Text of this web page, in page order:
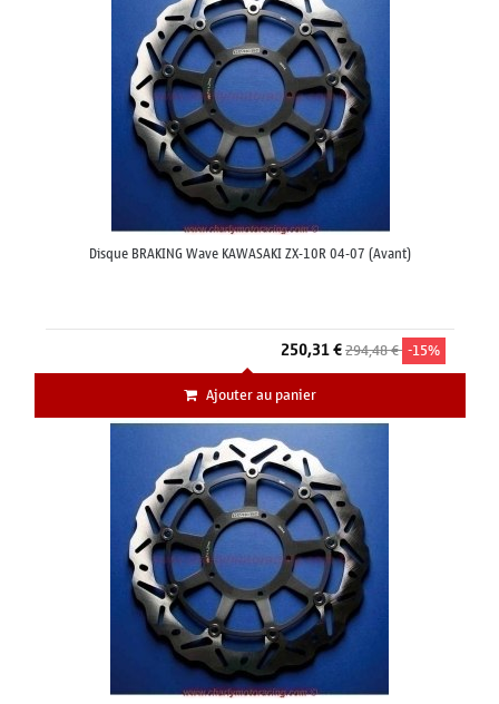
Disque BRAKING Wave KAWASAKI ZX-10R 04-07 (Avant)
250,31 €294,48 € -15%
Ajouter au panier